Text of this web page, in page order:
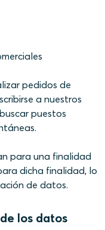
pedidos de
a nuestros
puestos
para una finalidad
dicha finalidad, lo
de datos.
los datos